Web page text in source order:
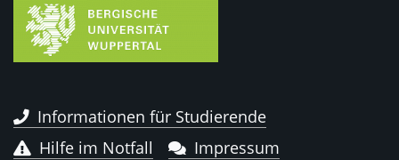
Informationen für Studierende
Hilfe im Notfall
Impressum